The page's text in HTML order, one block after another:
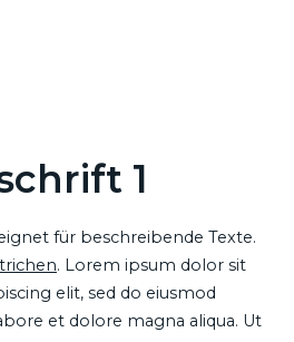
1
für beschreibende Texte.
. Lorem ipsum dolor sit
elit, sed do eiusmod
et dolore magna aliqua. Ut